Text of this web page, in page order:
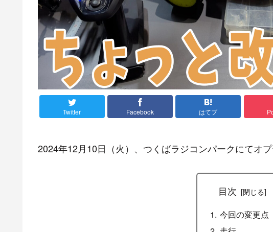
Twitter Facebook はてブ
2024年12月10日（火）、つくばラジコンパークにてオ
目次
今回の変更点